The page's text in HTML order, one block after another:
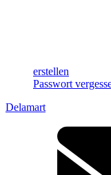
erstellen
Passwort
Delamart